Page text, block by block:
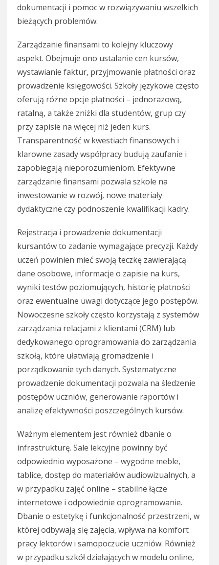
dokumentacji i pomoc w rozwiązywaniu wszelkich
bieżących problemów.
Zarządzanie finansami to kolejny kluczowy
aspekt. Obejmuje ono ustalanie cen kursów,
wystawianie faktur, przyjmowanie płatności oraz
prowadzenie księgowości. Szkoły językowe często
oferują różne opcje płatności – jednorazową,
ratalną, a także zniżki dla studentów, grup czy
przy zapisie na więcej niż jeden kurs.
Transparentność w kwestiach finansowych i
klarowne zasady współpracy budują zaufanie i
zapobiegają nieporozumieniom. Efektywne
zarządzanie finansami pozwala szkole na
inwestowanie w rozwój, nowe materiały
dydaktyczne czy podnoszenie kwalifikacji kadry.
Rejestracja i prowadzenie dokumentacji
kursantów to zadanie wymagające precyzji. Każdy
uczeń powinien mieć swoją teczkę zawierającą
dane osobowe, informacje o zapisie na kurs,
wyniki testów poziomujących, historię płatności
oraz ewentualne uwagi dotyczące jego postępów.
Nowoczesne szkoły często korzystają z systemów
zarządzania relacjami z klientami (CRM) lub
dedykowanego oprogramowania do zarządzania
szkołą, które ułatwiają gromadzenie i
porządkowanie tych danych. Systematyczne
prowadzenie dokumentacji pozwala na śledzenie
postępów uczniów, generowanie raportów i
analizę efektywności poszczególnych kursów.
Ważnym elementem jest również dbanie o
infrastrukturę. Sale lekcyjne powinny być
odpowiednio wyposażone – wygodne meble,
tablice, dostęp do materiałów audiowizualnych, a
w przypadku zajęć online – stabilne łącze
internetowe i odpowiednie oprogramowanie.
Dbanie o estetykę i funkcjonalność przestrzeni, w
której odbywają się zajęcia, wpływa na komfort
pracy lektorów i samopoczucie uczniów. Również
w przypadku szkół działających w modelu online,